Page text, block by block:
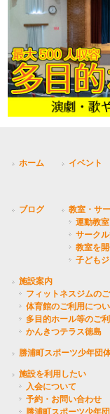
ホーム イベント
ブログ
教室・サ
運動教室
サーク
教室を
子ども
施設案内
フィットネスジムの
体育館のご利用につ
多目的ホール等のご
かんきつテラス徳島
勝浦町スポーツ少年団
施設を利用したい
入会について
予約・お問い合わせ
勝浦町スポーツ少年